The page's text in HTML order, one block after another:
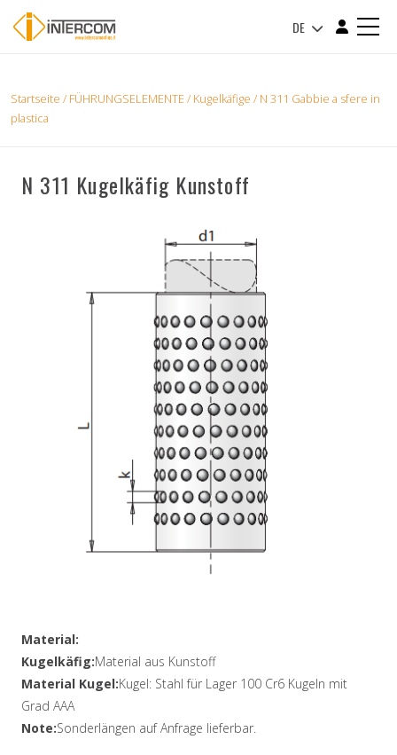
DE
Startseite / FÜHRUNGSELEMENTE/ Kugelkäfige / N 311 Gabbie a sfere in
plastica
N 311 Kugelkäfig Kunstoff
Material:
Kugelkäfig:Material aus Kunstoff
Material Kugel:Kugel: Stahl für Lager 100 Cr6 Kugeln mit
Grad AAA
Note:Sonderlängen auf Anfrage lieferbar.